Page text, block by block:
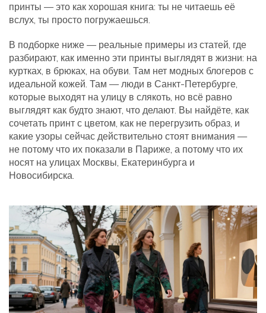
принты — это как хорошая книга: ты не читаешь её
вслух, ты просто погружаешься.
В подборке ниже — реальные примеры из статей, где
разбирают, как именно эти принты выглядят в жизни: на
куртках, в брюках, на обуви. Там нет модных блогеров с
идеальной кожей. Там — люди в Санкт-Петербурге,
которые выходят на улицу в слякоть, но всё равно
выглядят как будто знают, что делают. Вы найдёте, как
сочетать принт с цветом, как не перегрузить образ, и
какие узоры сейчас действительно стоят внимания —
не потому что их показали в Париже, а потому что их
носят на улицах Москвы, Екатеринбурга и
Новосибирска.